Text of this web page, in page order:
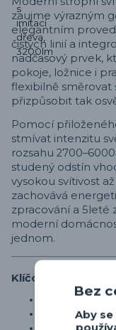
zaujme výrazným
elegantním
čistých linií a
nadčasový prvek,
pokoje, ložnice i
flexibilně
přizpůsobit tak
Pomocí
stmívat intenzitu
rozsahu
studený odstín
vysokou svítivost
zachovává
zpracování a 5leté
moderní
jednom.
Klíčové vlastnosti
LED stropní
Rozměry: 39
Výška od
Bez
Aby